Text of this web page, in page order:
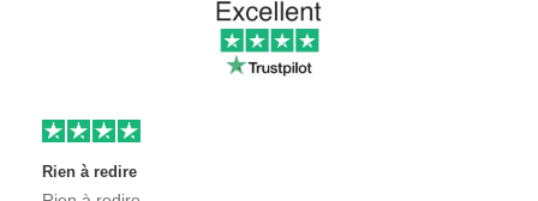
Rien à redire